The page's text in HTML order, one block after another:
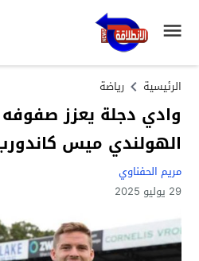
الرئيسية رياضة
وادي دجلة يعزز صفوفه
الهولندي ميس
مريم الحفناوي
29 يوليو 2025